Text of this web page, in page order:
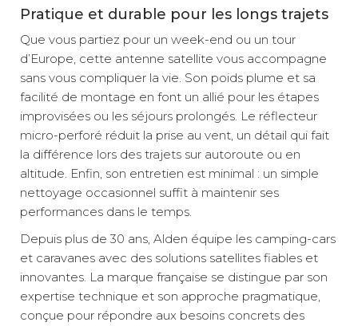
Pratique et durable pour les longs trajets
Que vous partiez pour un week-end ou un tour
d’Europe, cette antenne satellite vous accompagne
sans vous compliquer la vie. Son poids plume et sa
facilité de montage en font un allié pour les étapes
improvisées ou les séjours prolongés. Le réflecteur
micro-perforé réduit la prise au vent, un détail qui fait
la différence lors des trajets sur autoroute ou en
altitude. Enfin, son entretien est minimal : un simple
nettoyage occasionnel suffit à maintenir ses
performances dans le temps.
Depuis plus de 30 ans, Alden équipe les camping-cars
et caravanes avec des solutions satellites fiables et
innovantes. La marque française se distingue par son
expertise technique et son approche pragmatique,
conçue pour répondre aux besoins concrets des